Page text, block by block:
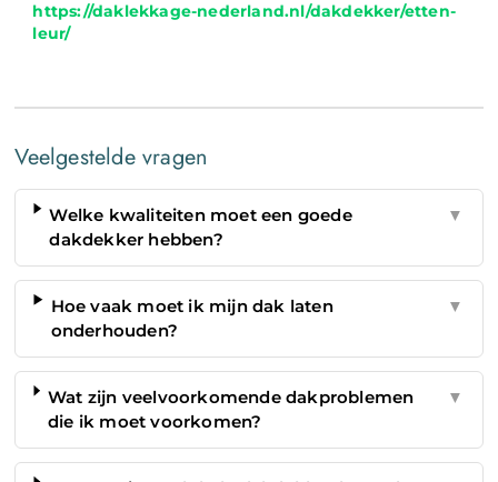
https://daklekkage-nederland.nl/dakdekker/etten-
leur/
Veelgestelde vragen
Welke kwaliteiten moet een goede
dakdekker hebben?
▼
Hoe vaak moet ik mijn dak laten
onderhouden?
▼
Wat zijn veelvoorkomende dakproblemen
die ik moet voorkomen?
▼